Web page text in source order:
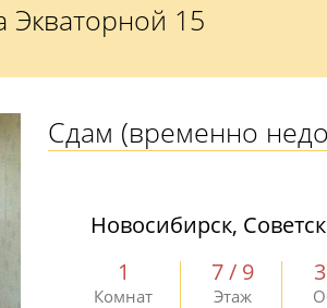
Экваторной 15
Сдам (временно
Новосибирск,
1
Комнат
7 / 9
Этаж